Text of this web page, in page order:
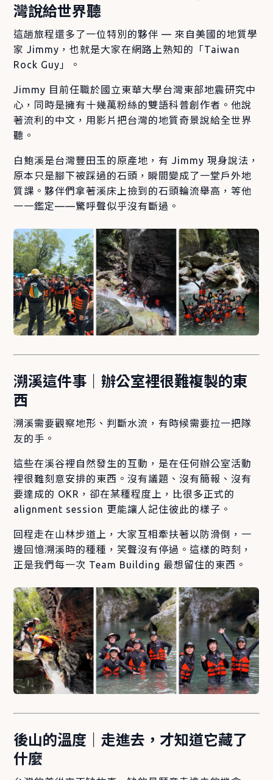
灣說給世界聽
這趟旅程還多了一位特別的夥伴 — 來自美國的地質學
家 Jimmy，也就是大家在網路上熟知的「Taiwan
Rock Guy」。
Jimmy 目前任職於國立東華大學台灣東部地震研究中
心，同時是擁有十幾萬粉絲的雙語科普創作者。他說
著流利的中文，用影片把台灣的地質奇景說給全世界
聽。
白鮑溪是台灣豐田玉的原產地，有 Jimmy 現身說法，
原本只是腳下被踩過的石頭，瞬間變成了一堂戶外地
質課。夥伴們拿著溪床上撿到的石頭輪流舉高，等他
一一鑑定——驚呼聲似乎沒有斷過。
溯溪這件事｜辦公室裡很難複製的東
西
溯溪需要觀察地形、判斷水流，有時候需要拉一把隊
友的手。
這些在溪谷裡自然發生的互動，是在任何辦公室活動
裡很難刻意安排的東西。沒有議題、沒有簡報、沒有
要達成的 OKR，卻在某種程度上，比很多正式的
alignment session 更能讓人記住彼此的樣子。
回程走在山林步道上，大家互相牽扶著以防滑倒，一
邊回憶溯溪時的種種，笑聲沒有停過。這樣的時刻，
正是我們每一次 Team Building 最想留住的東西。
後山的溫度｜走進去，才知道它藏了
什麼